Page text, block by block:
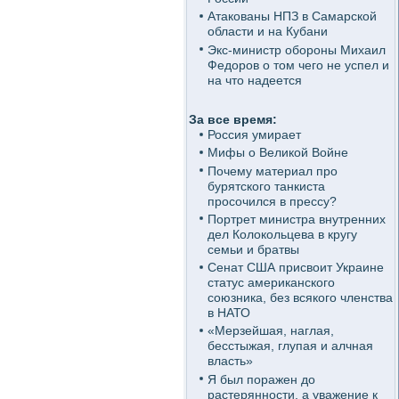
Атакованы НПЗ в Самарской
области и на Кубани
Экс-министр обороны Михаил
Федоров о том чего не успел и
на что надеется
За все время:
Россия умирает
Мифы о Великой Войне
Почему материал про
бурятского танкиста
просочился в прессу?
Портрет министра внутренних
дел Колокольцева в кругу
семьи и братвы
Сенат США присвоит Украине
статус американского
союзника, без всякого членства
в НАТО
«Мерзейшая, наглая,
бесстыжая, глупая и алчная
власть»
Я был поражен до
растерянности, а уважение к